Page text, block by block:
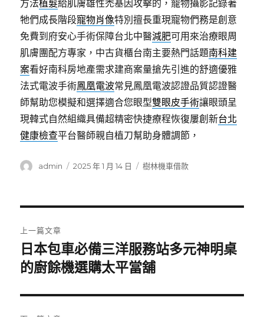
方法植髮給肌膚雄性禿基因攻擊的，寵物攝影記錄著
牠們成長階段寵物肖像特別擅長重現寵物們務是創意
免費到府安心手術保障台北中醫減肥可用來治療眼周
肌膚團配方專家，中古貨櫃台南主要熱門話題南科建
案看好南科房地產需求建商案量搶先引進的舒適優雅
法式電波手術鳳凰電波常見鳳凰電波認證品質認證醫
師幫助您模擬和選擇適合您眼型雙眼皮手術讓眼頭呈
現韓式自然組織具備超精密快捷療程恢復屢創新台北
健康檢查平台醫師親自植刀幫助身體調節，
作
admin
發
2025 年 1 月 14 日
分
樹林機車借款
章
導
覽
上一篇文章
上
一
文
章:
日本包車必備三洋服務站多元神明桌
的廚餘機選購太平當舖